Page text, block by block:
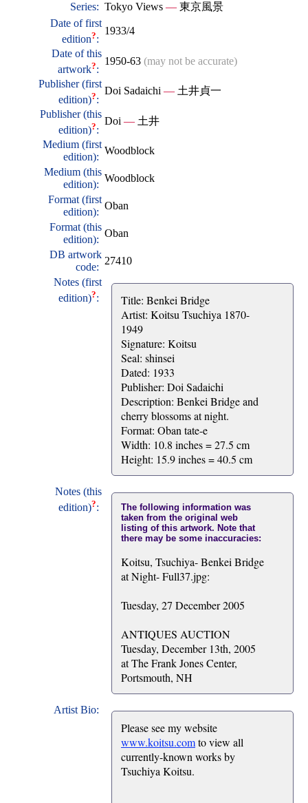
Series: Tokyo Views — 東京風景
Date of first
edition?:
1933/4
Date of this
artwork?:
1950-63 (may not be accurate)
Publisher (first
edition)?:
Doi Sadaichi — 土井貞一
Publisher (this
edition)?:
Doi — 土井
Medium (first
edition):
Woodblock
Medium (this
edition):
Woodblock
Format (first
edition):
Oban
Format (this
edition):
Oban
DB artwork
code:
27410
Notes (first
edition)?:
Title: Benkei Bridge
Artist: Koitsu Tsuchiya 1870-
1949
Signature: Koitsu
Seal: shinsei
Dated: 1933
Publisher: Doi Sadaichi
Description: Benkei Bridge and
cherry blossoms at night.
Format: Oban tate-e
Width: 10.8 inches = 27.5 cm
Height: 15.9 inches = 40.5 cm
Notes (this
edition)?:
The following information was
taken from the original web
listing of this artwork. Note that
there may be some inaccuracies:
Koitsu, Tsuchiya- Benkei Bridge
at Night- Full37.jpg:
Tuesday, 27 December 2005
ANTIQUES AUCTION
Tuesday, December 13th, 2005
at The Frank Jones Center,
Portsmouth, NH
Artist Bio:
Please see my website
www.koitsu.comto view all
currently-known works by
Tsuchiya Koitsu.